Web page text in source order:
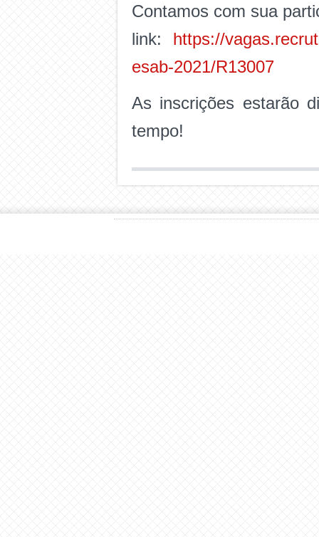
Contamos com sua
link: https://
esab-2021/R13007
As inscrições estarão
tempo!